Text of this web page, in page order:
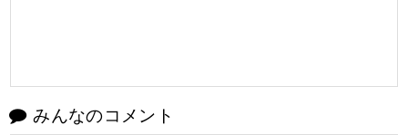
みんなのコメント